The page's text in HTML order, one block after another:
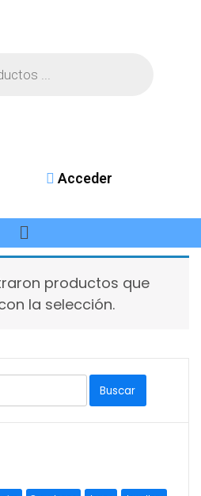
Acceder
productos que
la selección.
Buscar